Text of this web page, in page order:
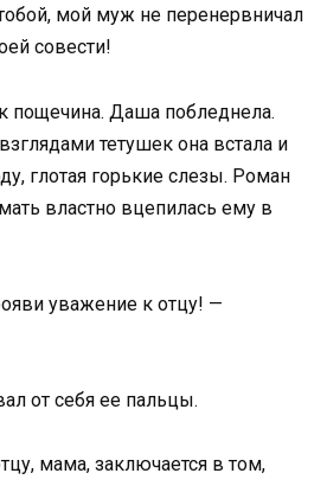
мой муж не перенервничал
совести!
пощечина. Даша побледнела.
тетушек она встала и
глотая горькие слезы. Роман
властно вцепилась ему в
уважение к отцу! —
от себя ее пальцы.
мама, заключается в том,